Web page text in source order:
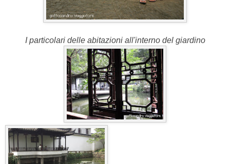
I particolari delle abitazioni all'interno del giardino